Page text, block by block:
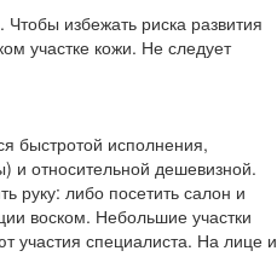
избежать риска развития
участке кожи. Не следует
быстротой исполнения,
и относительной дешевизной.
руку: либо посетить салон и
воском. Небольшие участки
участия специалиста. На лице и